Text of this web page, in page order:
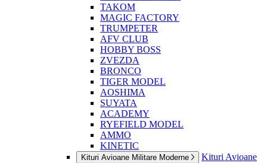
TAKOM
MAGIC FACTORY
TRUMPETER
AFV CLUB
HOBBY BOSS
ZVEZDA
BRONCO
TIGER MODEL
AOSHIMA
SUYATA
ACADEMY
RYEFIELD MODEL
AMMO
KINETIC
Kituri Avioane Militare Moderne
Kituri Avioane